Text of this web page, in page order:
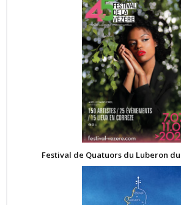
Festival de Quatuors du Luberon du